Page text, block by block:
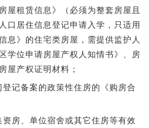
屋租赁信息》（必须为整套房屋且
口居住信息登记申请入学，只适用
息》的住宅类房屋，需提供监护人
学位申请房屋产权人知情书》、房
屋产权证明材料；
登记备案的政策性住房的《购房合
资房、单位宿舍或其它住房等有效